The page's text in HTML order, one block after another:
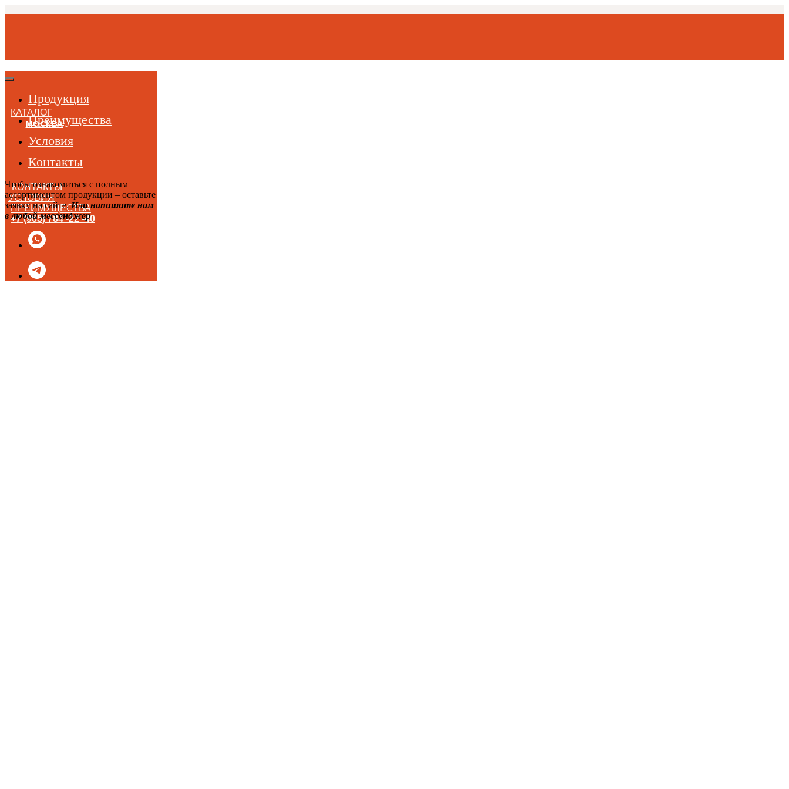
КАТАЛОГ
МОСКВА
КОНТАКТЫ
УСЛОВИЯ
ПРЕИМУЩЕСТВА
+7 (965) 784 -22 -40
Продукция
Преимущества
Условия
Контакты
Чтобы ознакомиться с полным
ассортиментом продукции – оставьте
заявку на сайте.Или напишите нам
в любой мессенджер